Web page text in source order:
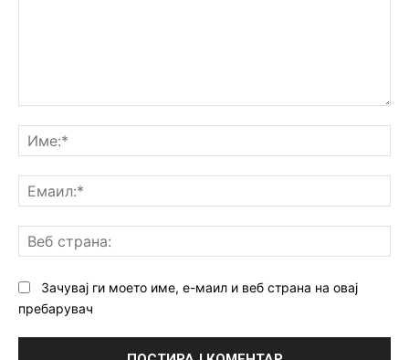
Зачувај ги моето име, е-маил и веб страна на овај
пребарувач